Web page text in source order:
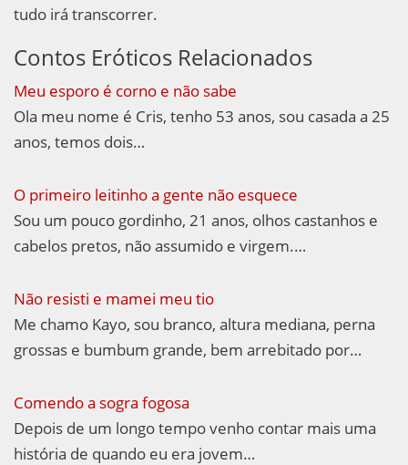
tudo irá transcorrer.
Contos Eróticos Relacionados
Meu esporo é corno e não sabe
Ola meu nome é Cris, tenho 53 anos, sou casada a 25
anos, temos dois…
O primeiro leitinho a gente não esquece
Sou um pouco gordinho, 21 anos, olhos castanhos e
cabelos pretos, não assumido e virgem.…
Não resisti e mamei meu tio
Me chamo Kayo, sou branco, altura mediana, perna
grossas e bumbum grande, bem arrebitado por…
Comendo a sogra fogosa
Depois de um longo tempo venho contar mais uma
história de quando eu era jovem…